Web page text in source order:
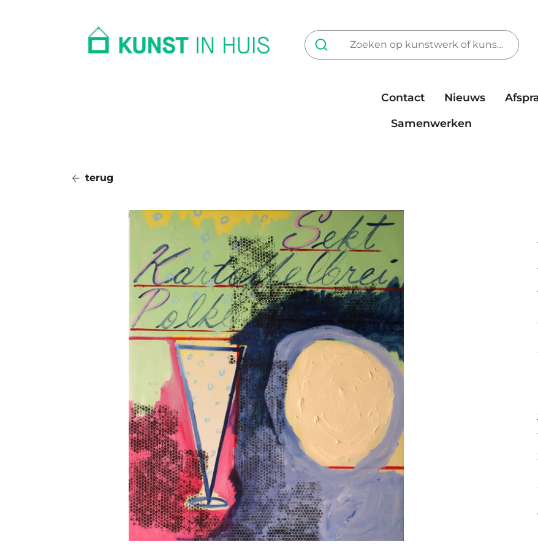
Contact Nieuws
Samenwerken
terug